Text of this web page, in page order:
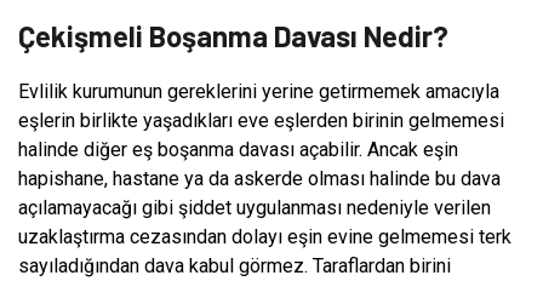
Çekişmeli Boşanma Davası Nedir?
Evlilik kurumunun gereklerini yerine getirmemek amacıyla
eşlerin birlikte yaşadıkları eve eşlerden birinin gelmemesi
halinde diğer eş boşanma davası açabilir. Ancak eşin
hapishane, hastane ya da askerde olması halinde bu dava
açılamayacağı gibi şiddet uygulanması nedeniyle verilen
uzaklaştırma cezasından dolayı eşin evine gelmemesi terk
sayıladığından dava kabul görmez. Taraflardan birini